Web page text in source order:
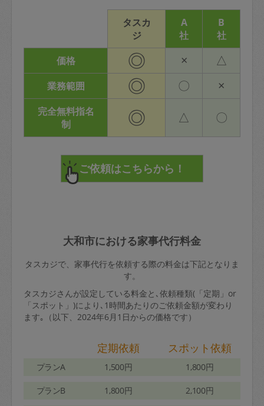
タスカ
ジ
A
社
B
社
価格
◎ × △
業務範囲 ◎ 〇 ×
完全無料指名
制
◎ △ 〇
大和市における家事代行料金
タスカジで、家事代行を依頼する際の料金は下記となりま
す。
タスカジさんが設定している料金と､依頼種類(「定期」or
「スポット」)により､1時間あたりのご依頼金額が変わり
ます｡（以下、2024年6月1日からの価格です）
定期依頼 スポット依頼
プランA 1,500円 1,800円
プランB 1,800円 2,100円